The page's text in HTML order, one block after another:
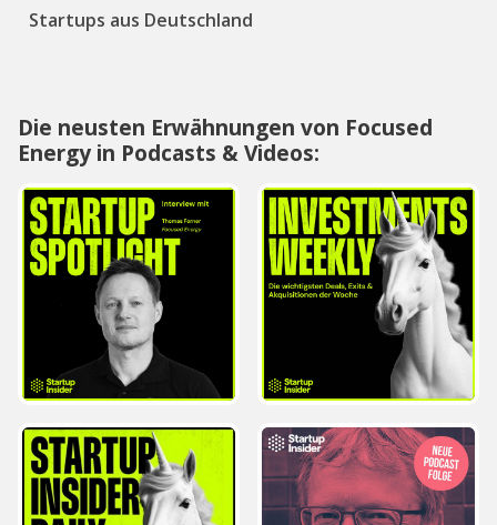
Startups aus Deutschland
Die neusten Erwähnungen von Focused
Energy in Podcasts & Videos: